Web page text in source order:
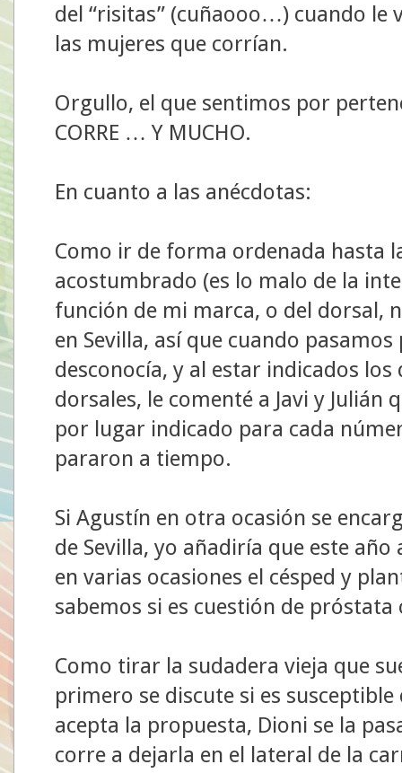
del “risitas” (cuñaooo…) cuando le
las mujeres que corrían.
Orgullo, el que sentimos por
CORRE … Y MUCHO.
En cuanto a las anécdotas:
Como ir de forma ordenada hasta
acostumbrado (es lo malo de la
función de mi marca, o del dorsal,
en Sevilla, así que cuando
desconocía, y al estar indicados
dorsales, le comenté a Javi y
por lugar indicado para cada
pararon a tiempo.
Si Agustín en otra ocasión se
de Sevilla, yo añadiría que este
en varias ocasiones el césped y
sabemos si es cuestión de
Como tirar la sudadera vieja que
primero se discute si es
acepta la propuesta, Dioni se la
corre a dejarla en el lateral de la